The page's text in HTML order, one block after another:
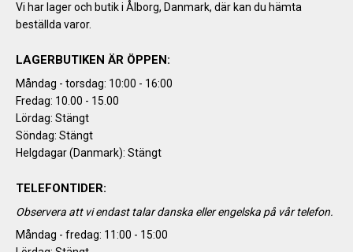
Vi har lager och butik i Ålborg, Danmark, där kan du hämta
beställda varor.
LAGERBUTIKEN ÄR ÖPPEN:
Måndag - torsdag: 10:00 - 16:00
Fredag: 10.00 - 15.00
Lördag: Stängt
Söndag: Stängt
Helgdagar (Danmark): Stängt
TELEFONTIDER:
Observera att vi endast talar danska eller engelska på vår telefon.
Måndag - fredag: 11:00 - 15:00